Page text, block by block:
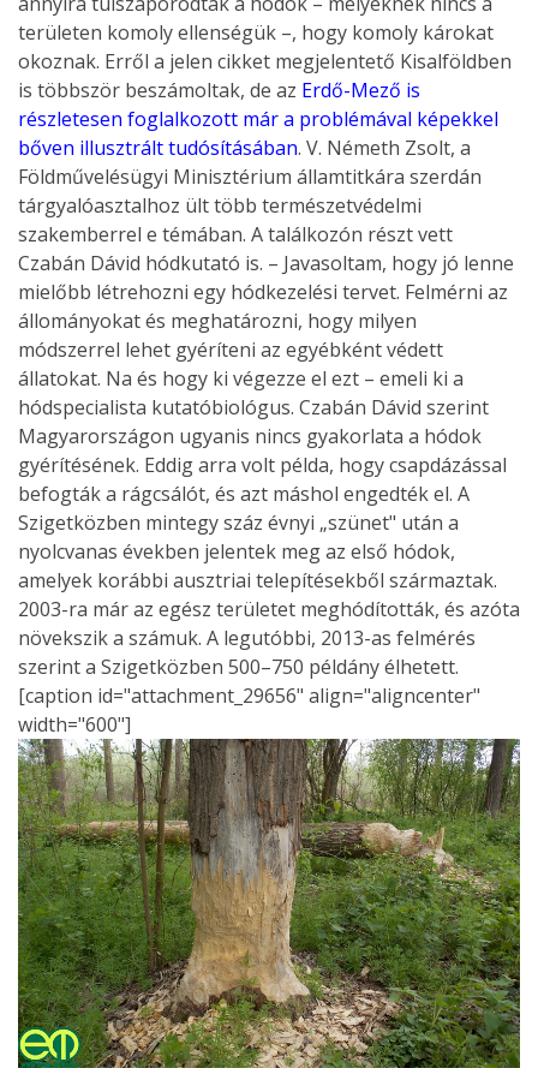
területen komoly ellenségük –, hogy komoly károkat
okoznak. Erről a jelen cikket megjelentető Kisalföldben
is többször beszámoltak, de az Erdő-Mező is
részletesen foglalkozott már a problémával képekkel
bőven illusztrált tudósításában. V. Németh Zsolt, a
Földművelésügyi Minisztérium államtitkára szerdán
tárgyalóasztalhoz ült több természetvédelmi
szakemberrel e témában. A találkozón részt vett
Czabán Dávid hódkutató is. – Javasoltam, hogy jó lenne
mielőbb létrehozni egy hódkezelési tervet. Felmérni az
állományokat és meghatározni, hogy milyen
módszerrel lehet gyéríteni az egyébként védett
állatokat. Na és hogy ki végezze el ezt – emeli ki a
hódspecialista kutatóbiológus. Czabán Dávid szerint
Magyarországon ugyanis nincs gyakorlata a hódok
gyérítésének. Eddig arra volt példa, hogy csapdázással
befogták a rágcsálót, és azt máshol engedték el. A
Szigetközben mintegy száz évnyi „szünet" után a
nyolcvanas években jelentek meg az első hódok,
amelyek korábbi ausztriai telepítésekből származtak.
2003-ra már az egész területet meghódították, és azóta
növekszik a számuk. A legutóbbi, 2013-as felmérés
szerint a Szigetközben 500–750 példány élhetett.
[caption id="attachment_29656" align="aligncenter"
width="600"]